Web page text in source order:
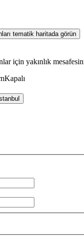
tematik haritada görün
için yakınlık
Kapalı